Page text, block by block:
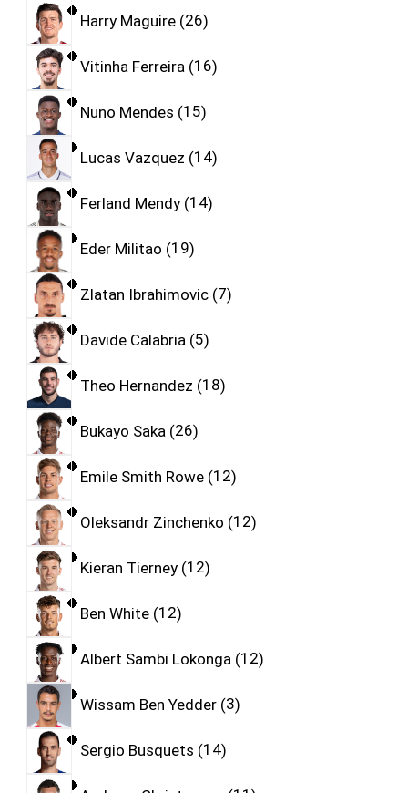
Harry Maguire 26
Vitinha Ferreira 16
Nuno Mendes 15
Lucas Vazquez 14
Ferland Mendy 14
Eder Militao 19
Zlatan Ibrahimovic 7
Davide Calabria 5
Theo Hernandez 18
Bukayo Saka 26
Emile Smith Rowe 12
Oleksandr Zinchenko 12
Kieran Tierney 12
Ben White 12
Albert Sambi Lokonga 12
Wissam Ben Yedder 3
Sergio Busquets 14